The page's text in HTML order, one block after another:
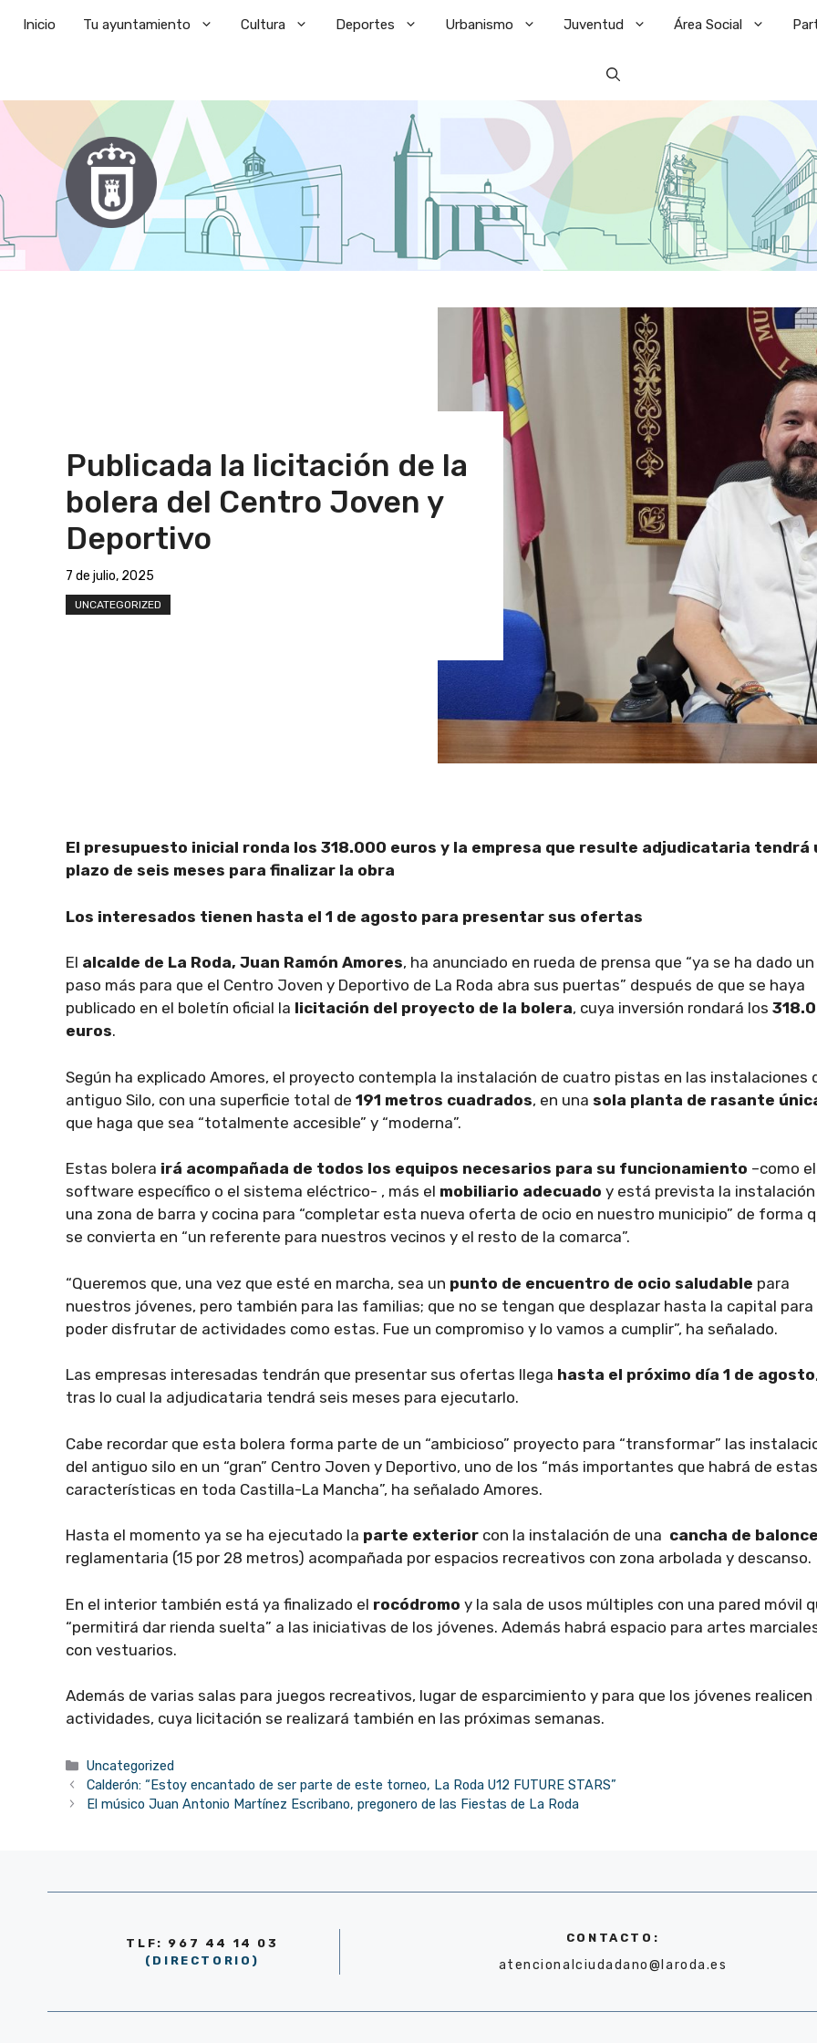
Inicio Tu ayuntamiento Cultura Deportes Urbanismo Juventud Área Social
Publicada la licitación de la
bolera del Centro Joven y
Deportivo
7 de julio, 2025
UNCATEGORIZED
El presupuesto inicial ronda los 318.000 euros y la empresa que resulte adjudicataria tendrá
plazo de seis meses para finalizar la obra
Los interesados tienen hasta el 1 de agosto para presentar sus ofertas
El alcalde de La Roda, Juan Ramón Amores, ha anunciado en rueda de prensa que “ya se ha dado un
paso más para que el Centro Joven y Deportivo de La Roda abra sus puertas” después de que se haya
publicado en el boletín oficial la licitación del proyecto de la bolera, cuya inversión rondará los
euros.
Según ha explicado Amores, el proyecto contempla la instalación de cuatro pistas en las instalaciones
antiguo Silo, con una superficie total de 191 metros cuadrados, en una sola planta de rasante
que haga que sea “totalmente accesible” y “moderna”.
Estas bolera irá acompañada de todos los equipos necesarios para su funcionamiento –como el
software específico o el sistema eléctrico- , más el mobiliario adecuado y está prevista la instalación
una zona de barra y cocina para “completar esta nueva oferta de ocio en nuestro municipio” de forma
se convierta en “un referente para nuestros vecinos y el resto de la comarca”.
“Queremos que, una vez que esté en marcha, sea un punto de encuentro de ocio saludable para
nuestros jóvenes, pero también para las familias; que no se tengan que desplazar hasta la capital para
poder disfrutar de actividades como estas. Fue un compromiso y lo vamos a cumplir”, ha señalado.
Las empresas interesadas tendrán que presentar sus ofertas llega hasta el próximo día 1 de agosto,
tras lo cual la adjudicataria tendrá seis meses para ejecutarlo.
Cabe recordar que esta bolera forma parte de un “ambicioso” proyecto para “transformar” las
del antiguo silo en un “gran” Centro Joven y Deportivo, uno de los “más importantes que habrá de estas
características en toda Castilla-La Mancha”, ha señalado Amores.
Hasta el momento ya se ha ejecutado la parte exterior con la instalación de una cancha de
reglamentaria (15 por 28 metros) acompañada por espacios recreativos con zona arbolada y descanso.
En el interior también está ya finalizado el rocódromo y la sala de usos múltiples con una pared móvil
“permitirá dar rienda suelta” a las iniciativas de los jóvenes. Además habrá espacio para artes
con vestuarios.
Además de varias salas para juegos recreativos, lugar de esparcimiento y para que los jóvenes realicen
actividades, cuya licitación se realizará también en las próximas semanas.
Categorías
Uncategorized
Calderón: “Estoy encantado de ser parte de este torneo, La Roda U12 FUTURE STARS”
El músico Juan Antonio Martínez Escribano, pregonero de las Fiestas de La Roda
TLF: 967 44 14 03
(DIRECTORIO)
CONTACTO:
atencionalciudadano@laroda.es